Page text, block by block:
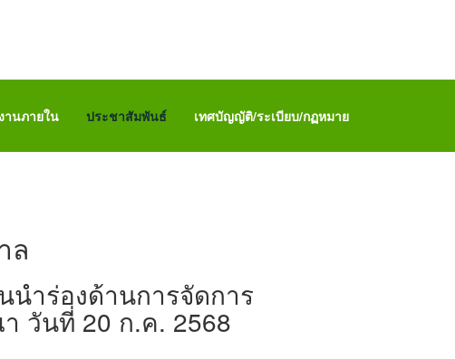
านภายใน ประชาสัมพันธ์ เทศบัญญัติ/ระเบียบ/กฏหมาย
ล
นำร่องด้านการจัดการ
วันที่ 20 ก.ค. 2568